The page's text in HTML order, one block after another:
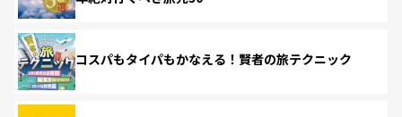
コスパもタイパもかなえる！賢者の旅テクニック